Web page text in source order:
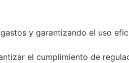
y garantizando el uso
el cumplimiento de